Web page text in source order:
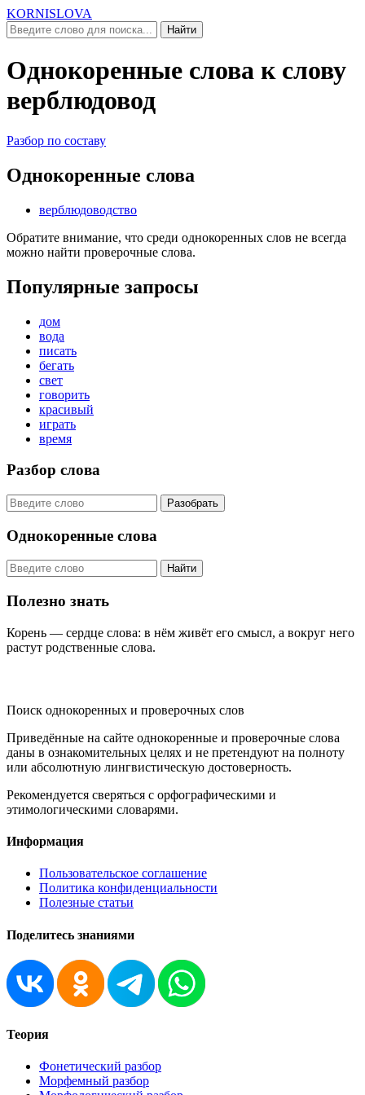
KORNISLOVA
Найти
Однокоренные слова к слову
верблюдовод
Разбор по составу
Однокоренные слова
верблюдоводство
Обратите внимание, что среди однокоренных слов не всегда
можно найти проверочные слова.
Популярные запросы
дом
вода
писать
бегать
свет
говорить
красивый
играть
время
Разбор слова
Разобрать
Однокоренные слова
Найти
Полезно знать
Корень — сердце слова: в нём живёт его смысл, а вокруг него
растут родственные слова.
Поиск однокоренных и проверочных слов
Приведённые на сайте однокоренные и проверочные слова
даны в ознакомительных целях и не претендуют на полноту
или абсолютную лингвистическую достоверность.
Рекомендуется сверяться с орфографическими и
этимологическими словарями.
Информация
Пользовательское соглашение
Политика конфиденциальности
Полезные статьи
Поделитесь знаниями
Теория
Фонетический разбор
Морфемный разбор